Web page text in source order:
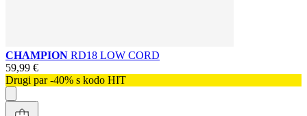
CHAMPION RD18 LOW CORD
59,99 €
Drugi par -40% s kodo HIT